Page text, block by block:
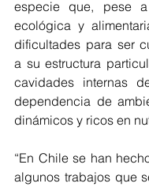
especie que, pese
ecológica y
dificultades para ser
a su estructura
cavidades internas
dependencia de
dinámicos y ricos en
“En Chile se han
algunos trabajos que